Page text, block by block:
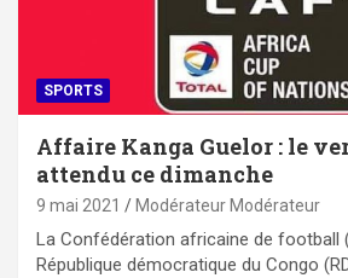
SPORTS
Affaire Kanga Guelor : le
attendu ce dimanche
9 mai 2021 Modérateur Modérateur
La Confédération africaine de football
République démocratique du Congo